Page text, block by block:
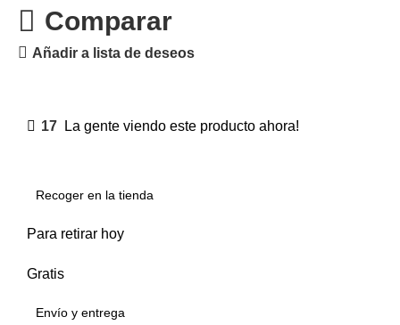
Comparar
Añadir a lista de deseos
17 La gente viendo este producto ahora!
Recoger en la tienda
Para retirar hoy
Gratis
Envío y entrega